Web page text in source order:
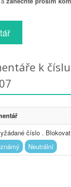
k číslu
číslo . Blokovat
Neutrální